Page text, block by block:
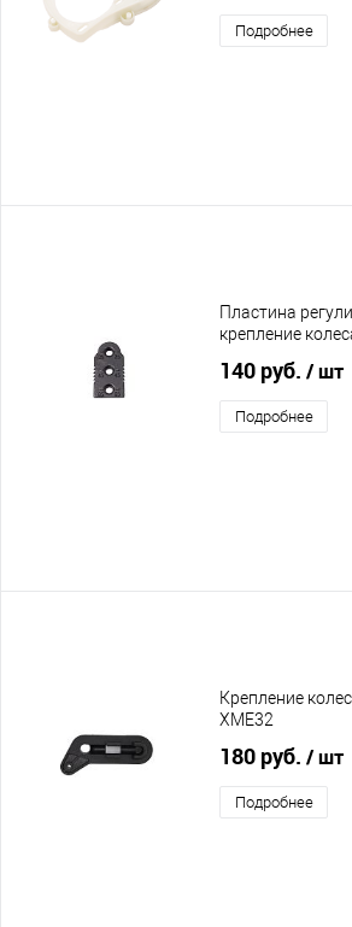
Подробнее
Пластина
крепление
140 руб. / шт
Подробнее
Крепление
XME32
180 руб. / шт
Подробнее